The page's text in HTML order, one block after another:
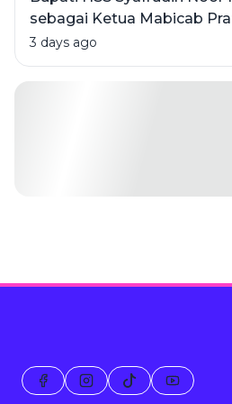
sebagai Ketua Mabicab
Pengurus 2025-2030
3 days ago